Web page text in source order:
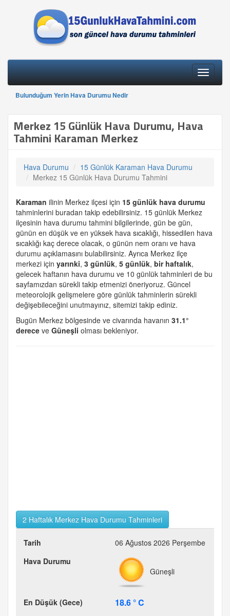
Toggle
Bulunduğum Yerin Hava Durumu Nedir
Merkez 15 Günlük Hava Durumu, Hava
Tahmini Karaman Merkez
Hava Durumu
15 Günlük Karaman Hava Durumu
Merkez 15 Günlük Hava Durumu Tahmini
Karaman ilinin Merkez ilçesi için 15 günlük hava durumu
tahminlerini buradan takip edebilirsiniz. 15 günlük Merkez
ilçesinin hava durumu tahmini bilgilerinde, gün be gün,
günün en düşük ve en yüksek hava sıcaklığı, hissedilen hava
sıcaklığı kaç derece olacak, o günün nem oranı ve hava
durumu açıklamasını bulabilirsiniz. Ayrıca Merkez ilçe
merkezi için yarınki, 3 günlük, 5 günlük, bir haftalık,
gelecek haftanın hava durumu ve 10 günlük tahminleri de bu
sayfamızdan sürekli takip etmenizi öneriyoruz. Güncel
meteorolojik gelişmelere göre günlük tahminlerin sürekli
değişebileceğini unutmayınız, sitemizi takip ediniz.
Bugün Merkez bölgesinde ve civarında havanın 31.1°
derece ve Güneşli olması bekleniyor.
2 Haftalık Merkez Hava Durumu Tahminleri
06 Ağustos 2026 Perşembe
Güneşli
18.6 ° C